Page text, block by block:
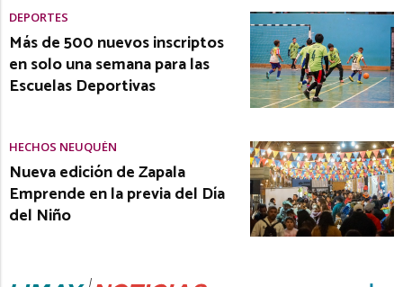
DEPORTES
Más de 500 nuevos inscriptos
en solo una semana para las
Escuelas Deportivas
HECHOS NEUQUÉN
Nueva edición de Zapala
Emprende en la previa del Día
del Niño